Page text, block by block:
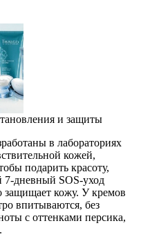
и защиты
в лабораториях
кожей,
подарить красоту,
7-дневный SOS-уход
защищает кожу. У кремов
впитываются, без
с оттенками персика,